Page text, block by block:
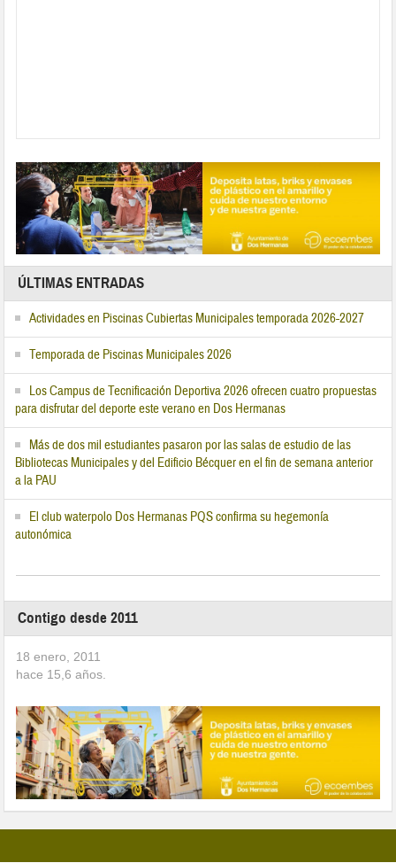
ÚLTIMAS ENTRADAS
Actividades en Piscinas Cubiertas Municipales temporada 2026-2027
Temporada de Piscinas Municipales 2026
Los Campus de Tecnificación Deportiva 2026 ofrecen cuatro propuestas
para disfrutar del deporte este verano en Dos Hermanas
Más de dos mil estudiantes pasaron por las salas de estudio de las
Bibliotecas Municipales y del Edificio Bécquer en el fin de semana anterior
a la PAU
El club waterpolo Dos Hermanas PQS confirma su hegemonía
autonómica
Contigo desde 2011
18 enero, 2011
hace 15,6 años.